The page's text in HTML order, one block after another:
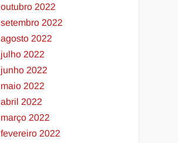
outubro 2022
setembro 2022
agosto 2022
julho 2022
junho 2022
maio 2022
abril 2022
março 2022
fevereiro 2022